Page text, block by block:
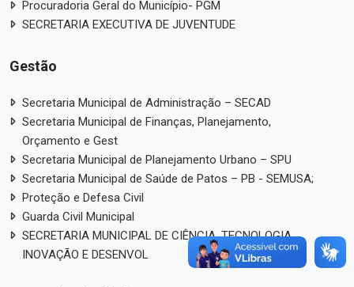
Procuradoria Geral do Município- PGM
SECRETARIA EXECUTIVA DE JUVENTUDE
Gestão
Secretaria Municipal de Administração – SECAD
Secretaria Municipal de Finanças, Planejamento,
Orçamento e Gest
Secretaria Municipal de Planejamento Urbano – SPU
Secretaria Municipal de Saúde de Patos – PB - SEMUSA;
Proteção e Defesa Civil
Guarda Civil Municipal
SECRETARIA MUNICIPAL DE CIÊNCIA, TECNOLOGIA,
INOVAÇÃO E DESENVOL